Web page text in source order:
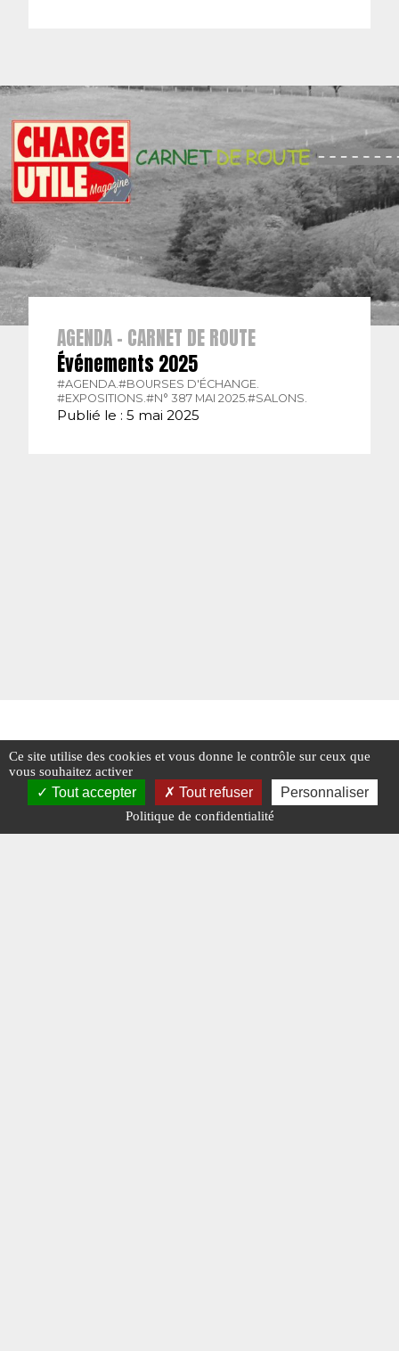
AGENDA - CARNET DE ROUTE
Événements 2025
#AGENDA. #BOURSES D'ÉCHANGE.
#EXPOSITIONS. #N° 387 MAI 2025. #SALONS.
Publié le : 5 mai 2025
Ce site utilise des cookies et vous donne le contrôle sur ceux que
vous souhaitez activer
Tout accepter Tout refuser Personnaliser
Politique de confidentialité